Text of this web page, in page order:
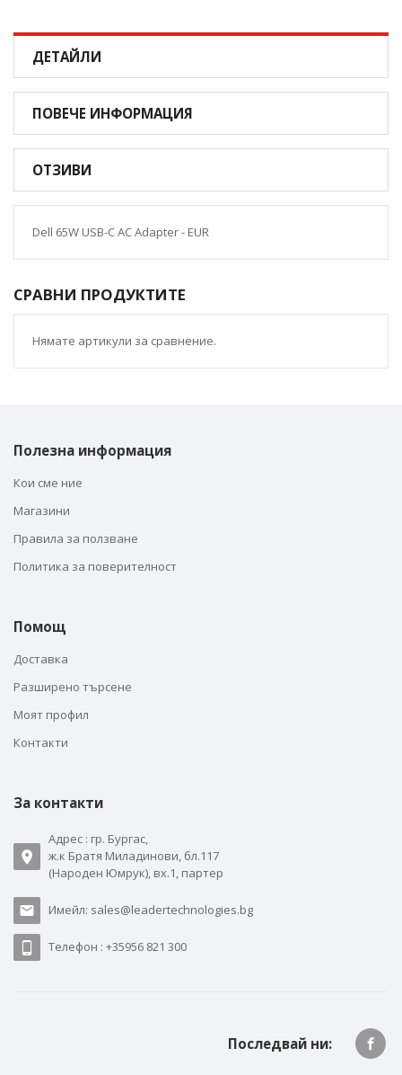
ДЕТАЙЛИ
ПОВЕЧЕ ИНФОРМАЦИЯ
ОТЗИВИ
Dell 65W USB-C AC Adapter - EUR
СРАВНИ ПРОДУКТИТЕ
Нямате артикули за сравнение.
Полезна информация
Кои сме ние
Магазини
Правила за ползване
Политика за поверителност
Помощ
Доставка
Разширено търсене
Моят профил
Контакти
За контакти
Адрес : гр. Бургас,
ж.к Братя Миладинови, бл.117
(Народен Юмрук), вх.1, партер
Имейл: sales@leadertechnologies.bg
Телефон : +35956 821 300
Последвай ни: